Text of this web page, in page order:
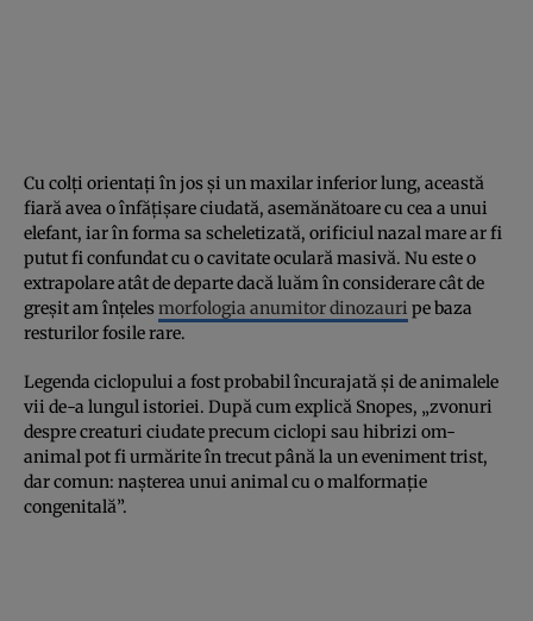
Cu colți orientați în jos și un maxilar inferior lung, această
fiară avea o înfățișare ciudată, asemănătoare cu cea a unui
elefant, iar în forma sa scheletizată, orificiul nazal mare ar fi
putut fi confundat cu o cavitate oculară masivă. Nu este o
extrapolare atât de departe dacă luăm în considerare cât de
greșit am înțelesmorfologia anumitor dinozauri pe baza
resturilor fosile rare.
Legenda ciclopului a fost probabil încurajată și de animalele
vii de-a lungul istoriei. După cum explică Snopes, „zvonuri
despre creaturi ciudate precum ciclopi sau hibrizi om-
animal pot fi urmărite în trecut până la un eveniment trist,
dar comun: nașterea unui animal cu o malformație
congenitală”.